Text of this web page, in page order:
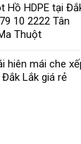
Hồ HDPE tại
10 2222 Tân
Thuột
hiên mái che
Lắk giá rẻ